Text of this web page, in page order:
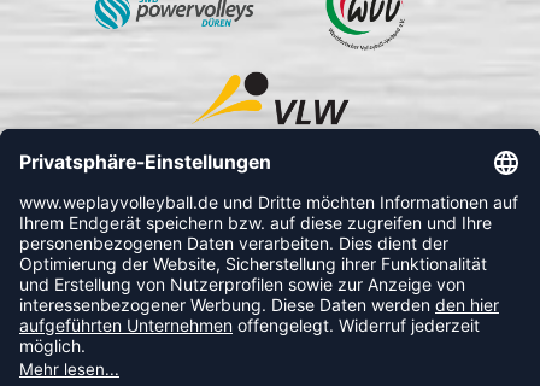
FOLLOW US